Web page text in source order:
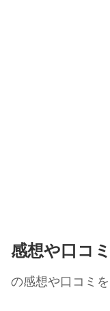
感想や口コミ
の感想や口コミ